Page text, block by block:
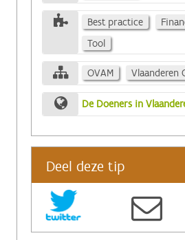
Best practice
Tool
OVAM Vlaanderen
De Doeners in
Deel deze tip